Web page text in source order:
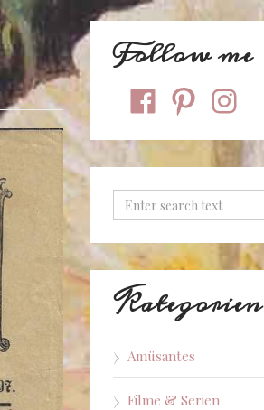
Follow me
facebookpinterestinstagram
Kategorien
Amüsantes
Filme & Serien